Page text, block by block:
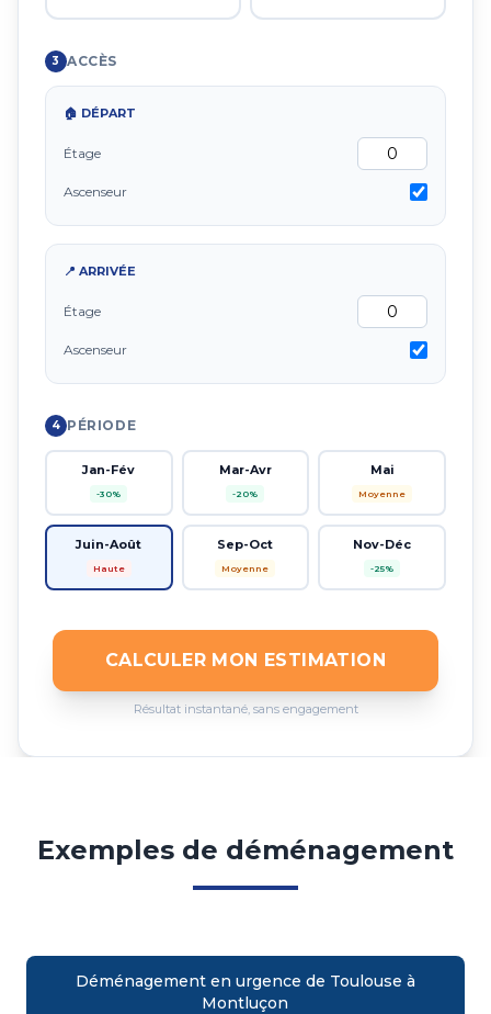
3 ACCÈS
🏠 DÉPART
Étage
Ascenseur
📍 ARRIVÉE
Étage
Ascenseur
4 PÉRIODE
Jan-Fév
-30%
Mar-Avr
-20%
Mai
Moyenne
Juin-Août
Haute
Sep-Oct
Moyenne
Nov-Déc
-25%
CALCULER MON ESTIMATION
Résultat instantané, sans engagement
Exemples de déménagement
Déménagement en urgence de Toulouse à
Montluçon